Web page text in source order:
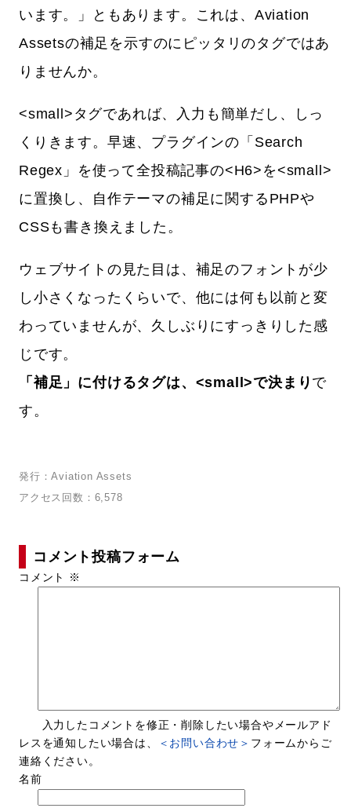
います。」ともあります。これは、Aviation
Assetsの補足を示すのにピッタリのタグではあ
りませんか。
<small>タグであれば、入力も簡単だし、しっ
くりきます。早速、プラグインの「Search
Regex」を使って全投稿記事の<H6>を<small>
に置換し、自作テーマの補足に関するPHPや
CSSも書き換えました。
ウェブサイトの見た目は、補足のフォントが少
し小さくなったくらいで、他には何も以前と変
わっていませんが、久しぶりにすっきりした感
じです。
「補足」に付けるタグは、<small>で決まり で
す。
発行：Aviation Assets
アクセス回数：6,578
コメント投稿フォーム
コメント ※
入力したコメントを修正・削除したい場合やメールアド
レスを通知したい場合は、
＜お問い合わせ＞ フォームからご
連絡ください。
名前